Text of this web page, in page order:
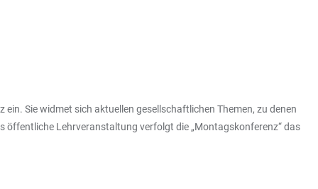
Sie widmet sich aktuellen gesellschaftlichen Themen, zu denen
öffentliche Lehrveranstaltung verfolgt die „Montagskonferenz“ das